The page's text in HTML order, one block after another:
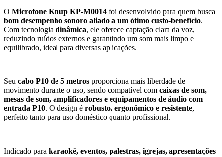
O Microfone Knup KP-M0014 foi desenvolvido para quem busca
bom desempenho sonoro aliado a um ótimo custo-benefício.
Com tecnologia dinâmica, ele oferece captação clara da voz,
reduzindo ruídos externos e garantindo um som mais limpo e
equilibrado, ideal para diversas aplicações.
Seu cabo P10 de 5 metros proporciona mais liberdade de
movimento durante o uso, sendo compatível com caixas de som,
mesas de som, amplificadores e equipamentos de áudio com
entrada P10. O design é robusto, ergonômico e resistente,
perfeito tanto para uso doméstico quanto profissional.
Indicado para karaokê, eventos, palestras, igrejas, apresentações